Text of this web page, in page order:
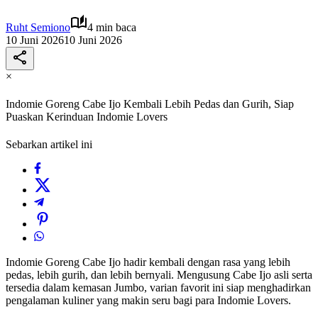
Ruht Semiono
4 min baca
10 Juni 202610 Juni 2026
×
Indomie Goreng Cabe Ijo Kembali Lebih Pedas dan Gurih, Siap
Puaskan Kerinduan Indomie Lovers
Sebarkan artikel ini
Indomie Goreng Cabe Ijo hadir kembali dengan rasa yang lebih
pedas, lebih gurih, dan lebih bernyali. Mengusung Cabe Ijo asli serta
tersedia dalam kemasan Jumbo, varian favorit ini siap menghadirkan
pengalaman kuliner yang makin seru bagi para Indomie Lovers.